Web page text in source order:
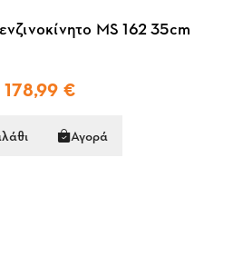
MS 162 35cm
178,99 €
Αγορά